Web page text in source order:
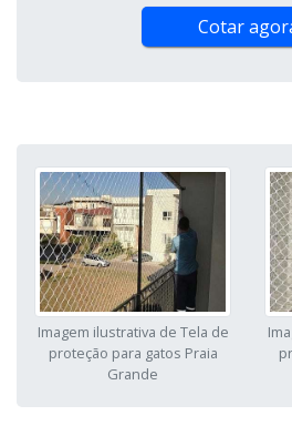
Cotar
Imagem ilustrativa de Tela de
proteção para gatos Praia
Grande